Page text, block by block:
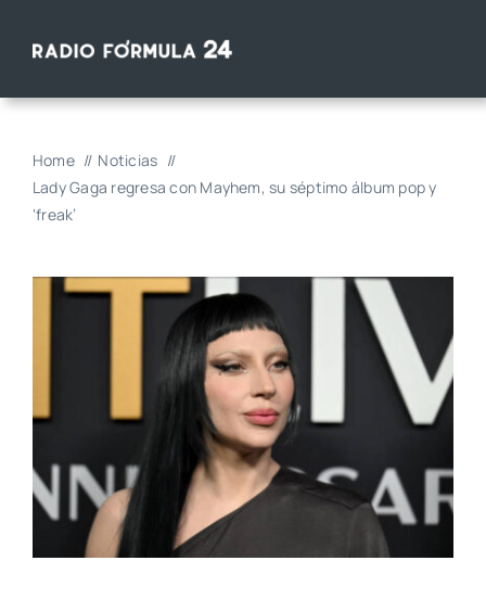
Home
Noticias
Lady Gaga regresa con Mayhem, su séptimo álbum pop y
‘freak’